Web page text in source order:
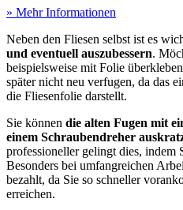
» Mehr Informationen
Neben den Fliesen selbst ist es
und eventuell auszubessern.
beispielsweise mit Folie
später nicht neu verfugen, da das
die Fliesenfolie darstellt.
Sie können die alten Fugen mit
einem Schraubendreher
professioneller gelingt dies, indem
Besonders bei umfangreichen
bezahlt, da Sie so schneller
erreichen.